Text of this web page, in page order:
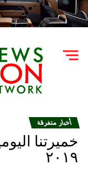
أخبار متفرقة
٢٠١٩